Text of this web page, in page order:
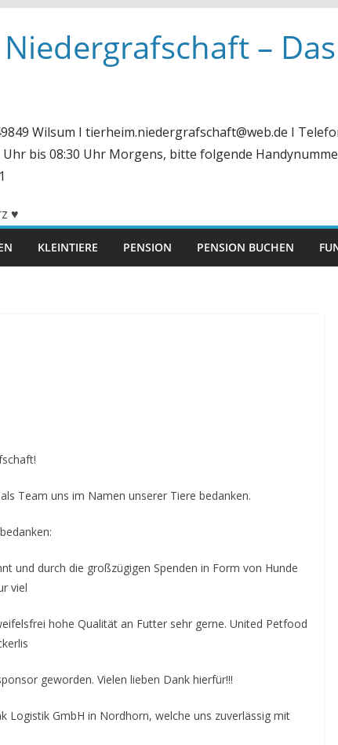
–
Wilsum I tierheim.niedergrafschaft@web.de I
Uhr bis 08:30 Uhr Morgens, bitte folgende
KLEINTIERE PENSION PENSION BUCHEN
Team uns im Namen unserer Tiere bedanken.
und durch die großzügigen Spenden in Form von Hunde
viel
hohe Qualität an Futter sehr gerne. United Petfood
geworden. Vielen lieben Dank hierfür!!!
Logistik GmbH in Nordhorn, welche uns zuverlässig mit